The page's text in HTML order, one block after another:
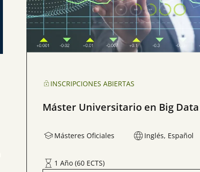
INSCRIPCIONES ABIERTAS
Máster Universitario en Big Data
Másteres Oficiales Inglés, Español
1 Año (60 ECTS)